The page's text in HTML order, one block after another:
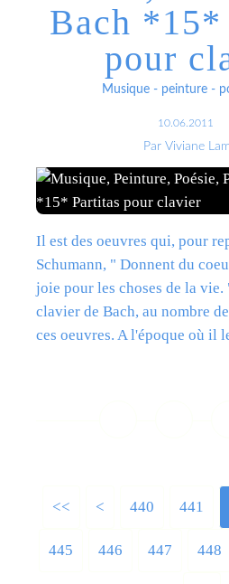
Bach *15*
pour
Musique - peinture -
10.06.2011
Par Viviane
Il est des oeuvres qui, pour
Schumann, " Donnent du
joie pour les choses de la
clavier de Bach, au nombre
ces oeuvres. A l'époque où il
<< < 400
410
420
430
440 441
445 446 447 448